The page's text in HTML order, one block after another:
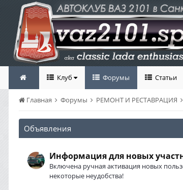
Клуб Форумы Статьи
Главная Форумы РЕМОНТ И РЕСТАВРАЦИЯ
Объявления
Информация для новых
Включена ручная активация новых
некоторые неудобства!